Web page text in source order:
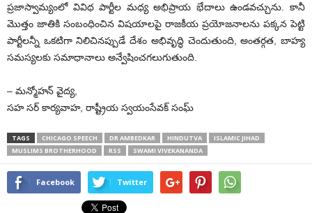
ప్రజాస్వామ్యంలో వివిధ పార్టీల మధ్య అభిప్రాయ భేదాలు ఉండవచ్చును. కానీ
మొత్తం జాతికి సంబంధించిన విషయాలపై రాజకీయ ప్రయోజనాలను పక్కన పెట్టి
పార్టీలన్నీ ఒకటిగా నిలిచినప్పుడే దేశం అభివృద్ధి చెందుతుంది, అంతర్గత, బాహ్య
సమస్యలకు సమాధానాలు అన్వేషించగలుగుతుంది.
– మన్మోహన్ వైద్య,
సహ సర్ కార్యవాహ, రాష్ట్రీయ స్వయంసేవక్ సంఘ్
TAGS CHICAGO SPEECH DR AMBEDKAR HINDUTVA
ISLAMIC JIHAD
MUSLIMS BROTHERHOOD
RSS SWAMI VIVEKANANDA
Facebook Twitter